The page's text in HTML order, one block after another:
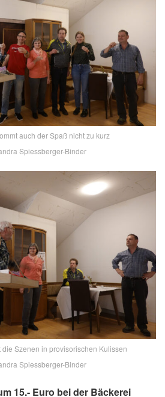
auch der Spaß nicht zu kurz
Spiessberger-Binder
Szenen in provisorischen Kulissen
Spiessberger-Binder
15.- Euro bei der Bäckerei